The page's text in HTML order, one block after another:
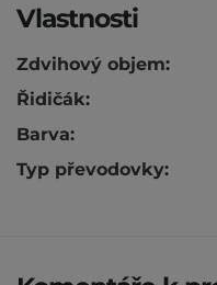
Vlastnosti
Zdvihový objem:
Řidičák:
Barva:
Typ převodovky: